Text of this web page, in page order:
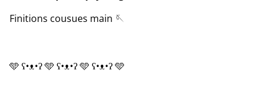
Finitions cousues main 🪡
🩵 ʕ•ᴥ•ʔ 🩵 ʕ•ᴥ•ʔ 🩵 ʕ•ᴥ•ʔ 🩵